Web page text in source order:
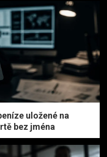
uložené na
bez jména